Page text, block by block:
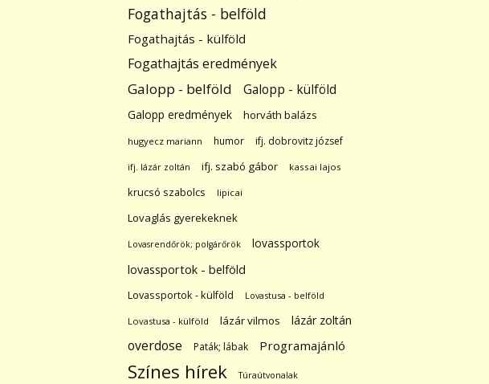
Fogathajtás - belföld
Fogathajtás - külföld
Fogathajtás eredmények
Galopp - belföld Galopp - külföld
Galopp eredmények horváth balázs
hugyecz mariann humor ifj. dobrovitz józsef
ifj. lázár zoltán ifj. szabó gábor kassai lajos
krucsó szabolcs lipicai
Lovaglás gyerekeknek
Lovasrendőrök; polgárőrök
lovassportok
lovassportok - belföld
Lovassportok - külföld Lovastusa - belföld
Lovastusa - külföld lázár vilmos lázár zoltán
overdose Paták; lábak Programajánló
Színes hírek Túraútvonalak